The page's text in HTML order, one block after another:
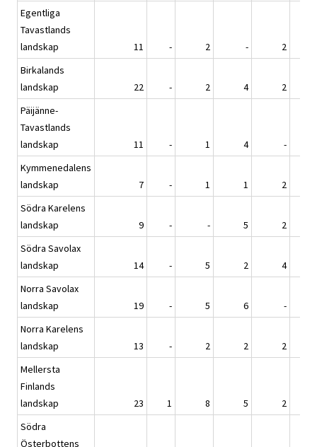
Egentliga
Tavastlands
landskap
11 - 2 -
2
Birkalands
landskap
22 - 2 4
2
Päijänne-
Tavastlands
landskap
11 - 1 4
-
Kymmenedalens
landskap
7 - 1 1
2
Södra Karelens
landskap
9 - - 5
2
Södra Savolax
landskap
14 - 5 2
4
Norra Savolax
landskap
19 - 5 6
-
Norra Karelens
landskap
13 - 2 2
2
Mellersta
Finlands
landskap
23 1 8 5
2
Södra
Österbottens